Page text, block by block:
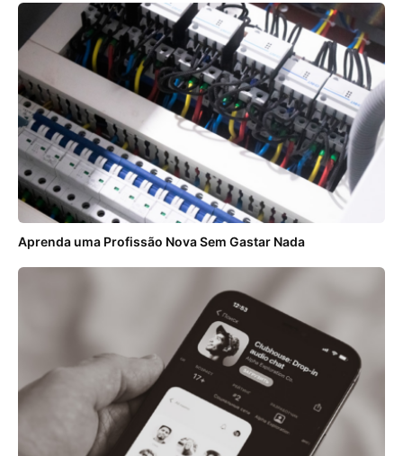
Aprenda uma Profissão Nova Sem Gastar Nada